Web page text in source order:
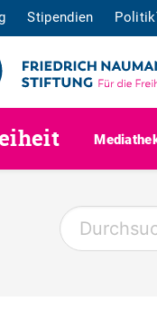
Stipendien